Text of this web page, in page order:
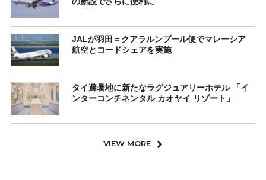
JALが羽田＝クアラルンプール便でマレーシア
航空とコードシェアを実施
タイ避暑地に新たなラグジュアリーホテル 「イ
ンターコンチネンタル カオヤイ リゾート」
VIEW MORE